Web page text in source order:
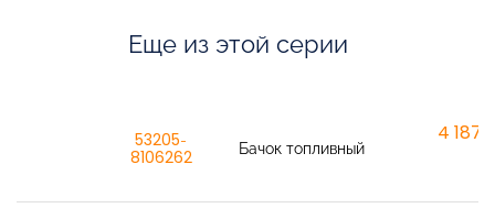
Еще из этой серии
53205-
8106262
Бачок топливный
4